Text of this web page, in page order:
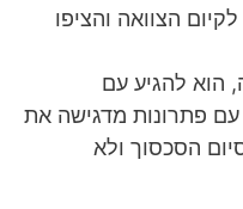
הצוואה והציפו
הוא להגיע עם
עם פתרונות מדגישה את
הסכסוך ולא